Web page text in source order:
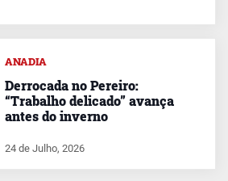
ANADIA
Derrocada no Pereiro:
“Trabalho delicado” avança
antes do inverno
24 de Julho, 2026